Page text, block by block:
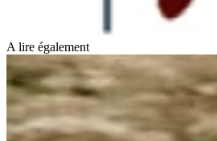
A lire également